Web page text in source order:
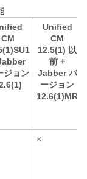
CM
ジョン
Unified
CM
12.5(1) 以
前 +
Jabber バ
ージョン
12.6(1)MR
×